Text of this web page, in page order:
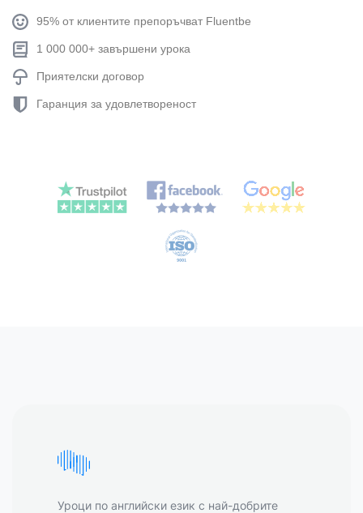
95% от клиентите препоръчват Fluentbe
1 000 000+ завършени урока
Приятелски договор
Гаранция за удовлетвореност
Уроци по английски език с най-добрите